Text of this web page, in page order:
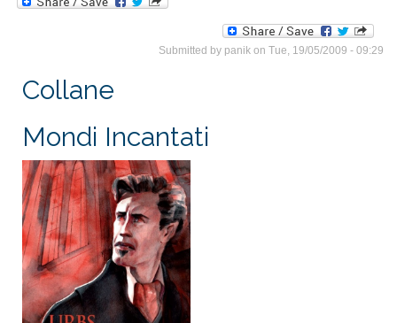
Submitted by panik on Tue, 19/05/2009 - 09:29
Collane
Mondi Incantati